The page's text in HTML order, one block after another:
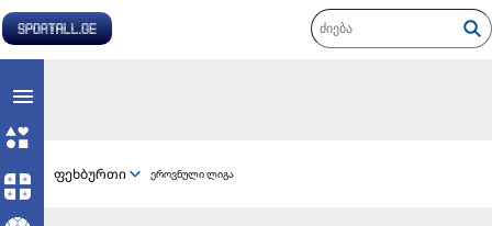
ფეხბურთი ეროვნული ლიგა